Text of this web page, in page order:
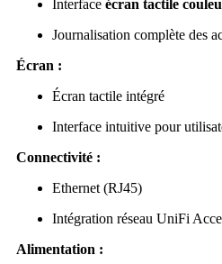
Interface écran tactile
Journalisation complète des
Écran :
Écran tactile intégré
Interface intuitive pour
Connectivité :
Ethernet (RJ45)
Intégration réseau UniFi
Alimentation :